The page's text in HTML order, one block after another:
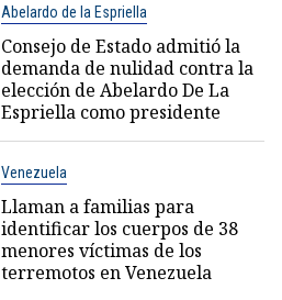
Abelardo de la Espriella
Consejo de Estado admitió la
demanda de nulidad contra la
elección de Abelardo De La
Espriella como presidente
Venezuela
Llaman a familias para
identificar los cuerpos de 38
menores víctimas de los
terremotos en Venezuela